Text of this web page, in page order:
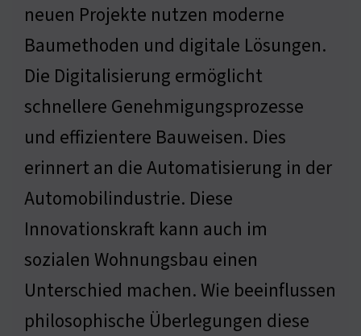
neuen Projekte nutzen moderne
Baumethoden und digitale Lösungen.
Die Digitalisierung ermöglicht
schnellere Genehmigungsprozesse
und effizientere Bauweisen. Dies
erinnert an die Automatisierung in der
Automobilindustrie. Diese
Innovationskraft kann auch im
sozialen Wohnungsbau einen
Unterschied machen. Wie beeinflussen
philosophische Überlegungen diese